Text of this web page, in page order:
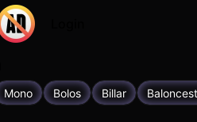
Mono Bolos Billar